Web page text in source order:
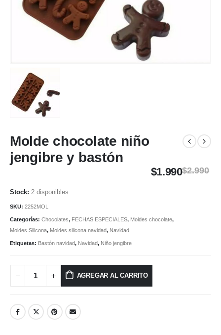
Molde chocolate niño
jengibre y bastón
$2.990
$1.990
2 disponibles
SKU: 2252MOL
Categorías: Chocolates, FECHAS ESPECIALES, Moldes chocolate,
Moldes Silicona, Moldes silicona navidad, Navidad
Etiquetas: Bastón navidad, Navidad, Niño jengibre
AGREGAR AL CARRITO